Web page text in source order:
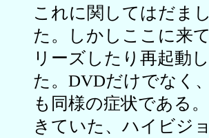
これに関してはだま
た。しかしここに来
リーズしたり再起動
た。DVDだけでなく
も同様の症状である
きていた、ハイビジ